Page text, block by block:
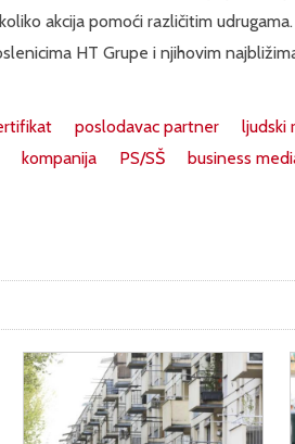
akcija pomoći različitim
HT Grupe i njihovim
poslodavac partner ljudski
kompanija PS/SŠ business